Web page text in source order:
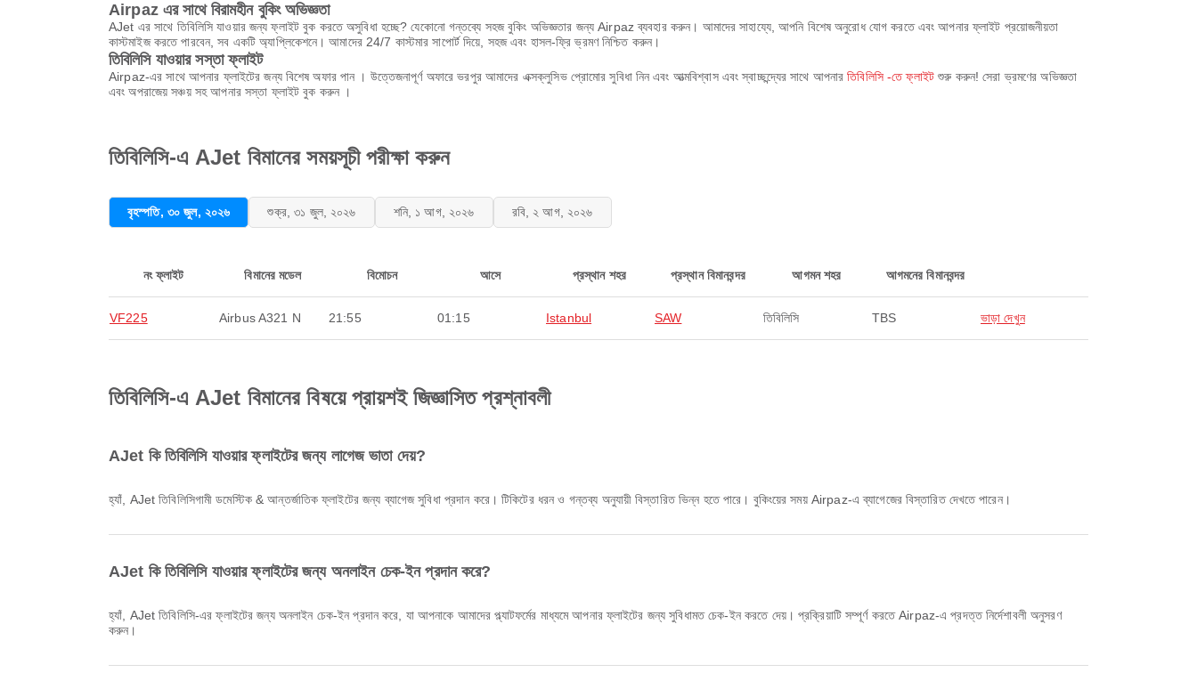
Airpaz এর সাথে বিরামহীন বুকিং অভিজ্ঞতা
AJet এর সাথে তিবি‌লিসি যাওয়ার জন্য ফ্লাইট বুক করতে অসুবিধা হচ্ছে? যেকোনো গন্তব্যে সহজ বুকিং অভিজ্ঞতার জন্য Airpaz ব্যবহার করুন। আমাদের সাহায্যে, আপনি বিশেষ অনুরোধ যোগ করতে এবং আপনার ফ্লাইট প্রয়োজনীয়তা
কাস্টমাইজ করতে পারবেন, সব একটি অ্যাপ্লিকেশনে। আমাদের 24/7 কাস্টমার সাপোর্ট দিয়ে, সহজ এবং হাসল-ফ্রি ভ্রমণ নিশ্চিত করুন।
তিবি‌লিসি যাওয়ার সস্তা ফ্লাইট
Airpaz-এর সাথে আপনার ফ্লাইটের জন্য বিশেষ অফার পান । উত্তেজনাপূর্ণ অফারে ভরপুর আমাদের এক্সক্লুসিভ প্রোমোর সুবিধা নিন এবং আত্মবিশ্বাস এবং স্বাচ্ছন্দ্যের সাথে আপনারতিবি‌লিসি -তে ফ্লাইটশুরু করুন! সেরা ভ্রমণের অভিজ্ঞতা
এবং অপরাজেয় সঞ্চয় সহ আপনার সস্তা ফ্লাইট বুক করুন ।
তিবি‌লিসি-এ AJet বিমানের সময়সূচী পরীক্ষা করুন
বৃহস্পতি, ৩০ জুল, ২০২৬ শুক্র, ৩১ জুল, ২০২৬ শনি, ১ আগ, ২০২৬ রবি, ২ আগ, ২০২৬
নং ফ্লাইট বিমানের মডেল বিমোচন আসে প্রস্থান শহর প্রস্থান বিমানবন্দর আগমন শহর আগমনের বিমানবন্দর
VF225 Airbus A321 N 21:55 01:15 Istanbul SAW তিবি‌লিসি TBS ভাড়া দেখুন
তিবি‌লিসি-এ AJet বিমানের বিষয়ে প্রায়শই জিজ্ঞাসিত প্রশ্নাবলী
AJet কি তিবি‌লিসি যাওয়ার ফ্লাইটের জন্য লাগেজ ভাতা দেয়?
হ্যাঁ, AJet তিবি‌লিসিগামী ডমেস্টিক & আন্তর্জাতিক ফ্লাইটের জন্য ব্যাগেজ সুবিধা প্রদান করে। টিকিটের ধরন ও গন্তব্য অনুযায়ী বিস্তারিত ভিন্ন হতে পারে। বুকিংয়ের সময় Airpaz-এ ব্যাগেজের বিস্তারিত দেখতে পারেন।
AJet কি তিবি‌লিসি যাওয়ার ফ্লাইটের জন্য অনলাইন চেক-ইন প্রদান করে?
হ্যাঁ, AJet তিবি‌লিসি-এর ফ্লাইটের জন্য অনলাইন চেক-ইন প্রদান করে, যা আপনাকে আমাদের প্ল্যাটফর্মের মাধ্যমে আপনার ফ্লাইটের জন্য সুবিধামত চেক-ইন করতে দেয়। প্রক্রিয়াটি সম্পূর্ণ করতে Airpaz-এ প্রদত্ত নির্দেশাবলী অনুসরণ
করুন।